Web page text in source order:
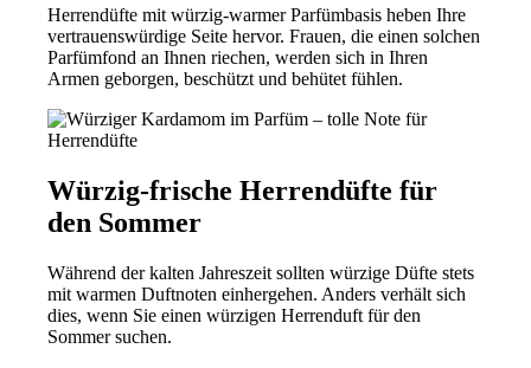
Herrendüfte mit würzig-warmer Parfümbasis heben Ihre
vertrauenswürdige Seite hervor. Frauen, die einen solchen
Parfümfond an Ihnen riechen, werden sich in Ihren
Armen geborgen, beschützt und behütet fühlen.
Würzig-frische Herrendüfte für
den Sommer
Während der kalten Jahreszeit sollten würzige Düfte stets
mit warmen Duftnoten einhergehen. Anders verhält sich
dies, wenn Sie einen würzigen Herrenduft für den
Sommer suchen.